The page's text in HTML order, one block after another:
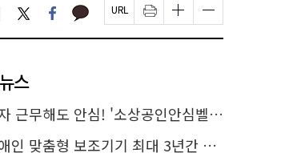
트
위
터
페
이
스
카
카 페
이
지
인
쇄
하
글
자
크
하
기
글
자
크
하
기
스
근무해도 안심! '소상공인안심벨' 신청하세요
맞춤형 보조기기 최대 3년간 무상 대여…삶의 질 높인다